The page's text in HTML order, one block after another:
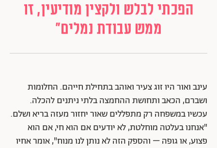
הפכתי לבלש ולקצין מודיעין, זו
ממש עבודת נמלים"
עינב ואור היו זוג צעיר ואוהב בתחילת חייהם. החלומות
ושברם, הכאב ותחושת ההחמצה בלתי ניתנים להכלה.
עכשיו במשפחה רק מתפללים שאור יחזור מעזה בריא ושלם.
"אנחנו בעלטה מוחלטת, לא יודעים אם הוא חי, אם הוא
פצוע, או גופה – והספק הזה לא נותן לנו מנוח", אומר אחיו